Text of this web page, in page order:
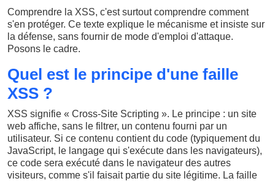
Comprendre la XSS, c'est surtout comprendre comment
s'en protéger. Ce texte explique le mécanisme et insiste sur
la défense, sans fournir de mode d'emploi d'attaque.
Posons le cadre.
Quel est le principe d'une faille
XSS ?
XSS signifie « Cross-Site Scripting ». Le principe : un site
web affiche, sans le filtrer, un contenu fourni par un
utilisateur. Si ce contenu contient du code (typiquement du
JavaScript, le langage qui s'exécute dans les navigateurs),
ce code sera exécuté dans le navigateur des autres
visiteurs, comme s'il faisait partie du site légitime. La faille